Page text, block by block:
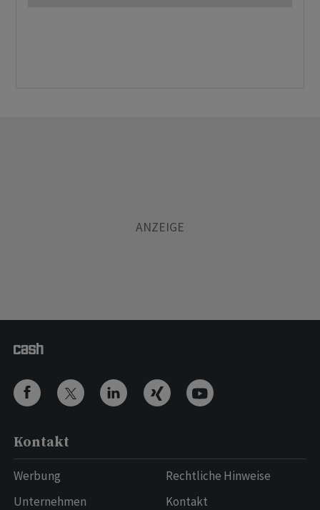
Kontakt
Werbung
Unternehmen
Rechtliche Hinweise
Kontakt